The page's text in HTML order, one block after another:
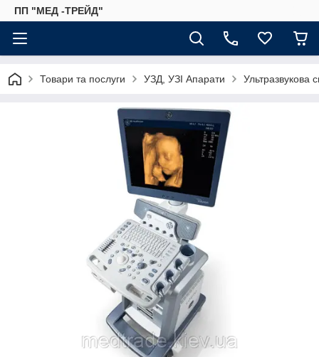
ПП "МЕД -ТРЕЙД"
Товари та послуги УЗД, УЗІ Апарати Ультразвукова